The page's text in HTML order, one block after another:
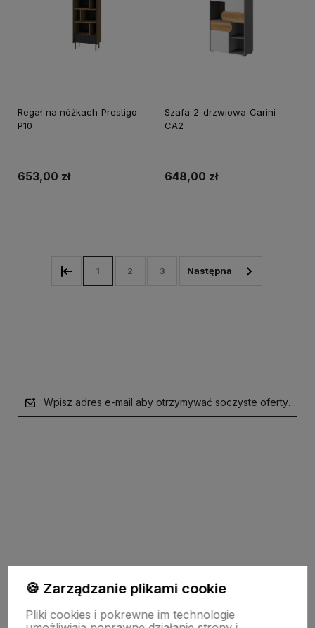
Regał na nóżkach Prestigo
P10
653,00 zł
Szafa 2-drzwiowa Carini
CA2
648,00 zł
1 2 3
Wpisz adres e-mail aby otrzymywać soczyste oferty i
Pomoc
Moje konto
🍪 Zarządzanie plikami cookie
Pliki cookies i pokrewne im technologie